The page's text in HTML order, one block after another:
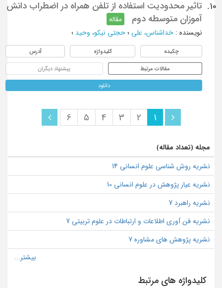
10.
تاثیر محدودیت استفاده از تلفن همراه در اضطراب دانش
آموزان متوسطه دوم
مقاله
نویسنده: خداشناس، علی ؛ حجتی نیکو، وحید؛
چکیده کلیدواژه آدرس
مقالات مرتبط پیشنهاد دیگران
دانلود
1
2
3
4
5
6
مجله (تعداد مقاله)
نشریه روش شناسی علوم انسانی 14
نشریه عیار پژوهش در علوم انسانی 10
نشریه راهبرد 7
نشریه فن آوری اطلاعات و ارتباطات در علوم تربیتی 7
نشریه پژوهش های مشاوره 7
کلیدواژه های مرتبط